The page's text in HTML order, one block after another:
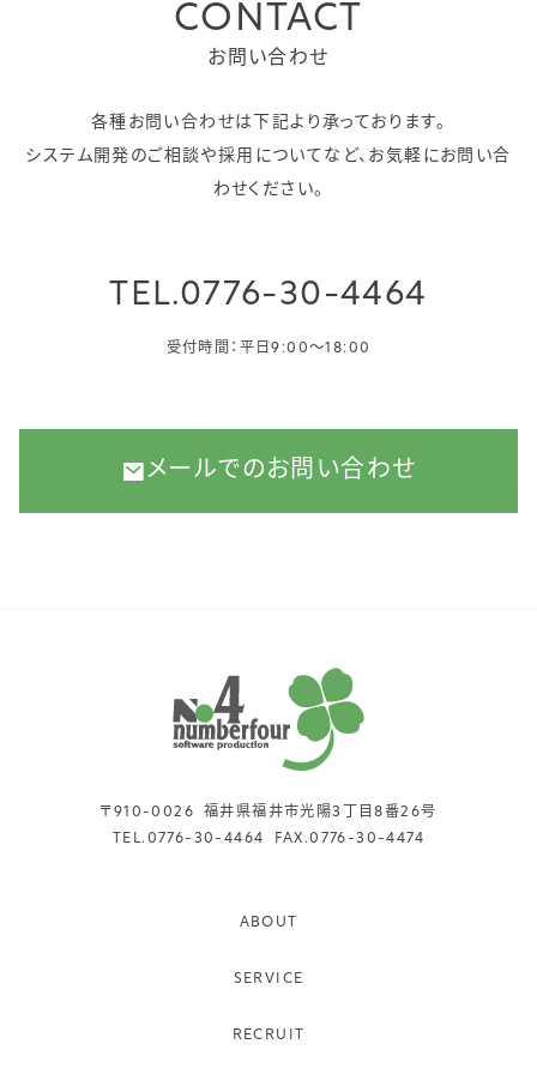
CONTACT
お問い合わせ
各種お問い合わせは下記より承っております。
システム開発のご相談や採用についてなど、お気軽にお問い合
わせください。
TEL.0776-30-4464
受付時間：平日9:00〜18:00
メールでのお問い合わせ
〒910-0026
福井県福井市光陽3丁目8番26号
TEL. 0776-30-4464 FAX.0776-30-4474
ABOUT
SERVICE
RECRUIT